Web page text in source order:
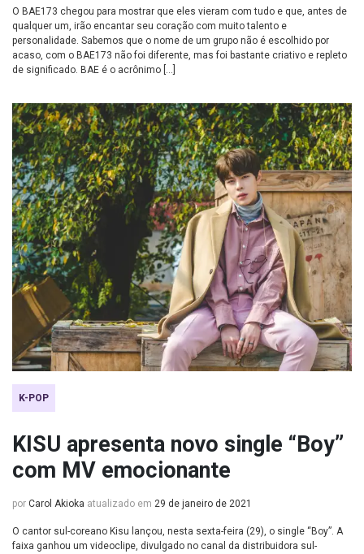
O BAE173 chegou para mostrar que eles vieram com tudo e que, antes de
qualquer um, irão encantar seu coração com muito talento e
personalidade. Sabemos que o nome de um grupo não é escolhido por
acaso, com o BAE173 não foi diferente, mas foi bastante criativo e repleto
de significado. BAE é o acrônimo […]
K-POP
KISU apresenta novo single “Boy”
com MV emocionante
por Carol Akioka atualizado em 29 de janeiro de 2021
O cantor sul-coreano Kisu lançou, nesta sexta-feira (29), o single “Boy”. A
faixa ganhou um videoclipe, divulgado no canal da distribuidora sul-